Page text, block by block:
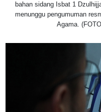
bahan sidang Isbat 1
menunggu pengumuman
Agama.